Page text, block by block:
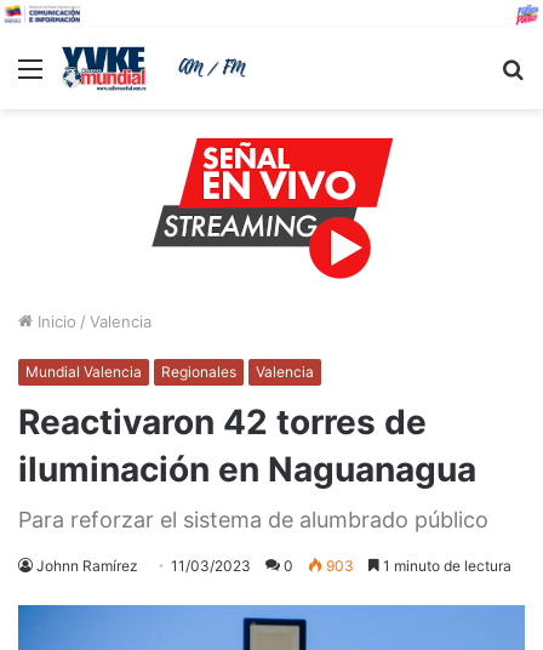
Menu
Inicio / Valencia
Mundial Valencia Regionales Valencia
Reactivaron 42 torres de
iluminación en Naguanagua
Para reforzar el sistema de alumbrado público
Johnn Ramírez 11/03/2023 0 903 1 minuto de lectura